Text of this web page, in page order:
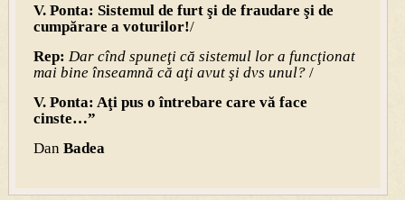
V. Ponta: Sistemul de furt şi de fraudare şi de
cumpărare a voturilor!/
Rep: Dar cînd spuneţi că sistemul lor a funcţionat
mai bine înseamnă că aţi avut şi dvs unul?/
V. Ponta: Aţi pus o întrebare care vă face
cinste…”
Dan Badea